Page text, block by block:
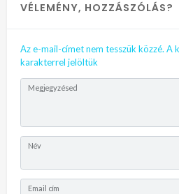
VÉLEMÉNY, HOZZÁSZÓLÁS?
Az e-mail-címet nem tesszük közzé. A
karakterrel jelöltük
Megjegyzésed
Név
Email cím